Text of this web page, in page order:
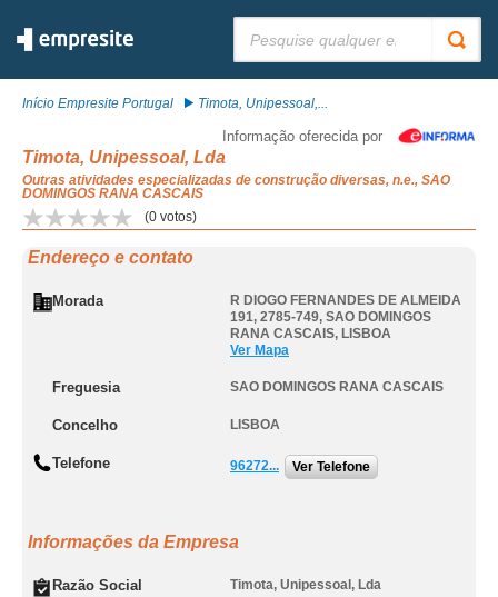
Início Empresite Portugal Timota, Unipessoal,...
Informação oferecida por
Timota, Unipessoal, Lda
Outras atividades especializadas de construção diversas, n.e., SAO
DOMINGOS RANA CASCAIS
(0 votos)
Endereço e contato
Morada
R DIOGO FERNANDES DE ALMEIDA
191, 2785-749, SAO DOMINGOS
RANA CASCAIS, LISBOA
Ver Mapa
Freguesia SAO DOMINGOS RANA CASCAIS
Concelho LISBOA
Telefone 96272... Ver Telefone
Informações da Empresa
Razão Social Timota, Unipessoal, Lda